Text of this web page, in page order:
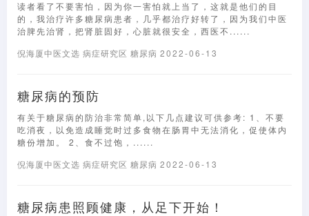
读者看了不要害怕，因为你一害怕就上当了，这就是他们的目
的，我治疗许多糖尿病患者，几乎都治疗好转了，因为我们中医
治脾先治肾，把肾脏固好，心脏就很安全，西医不......
倪海厦中医文选 病症研究区 糖尿病 2022-06-13
糖尿病的预防
有关于糖尿病的防治非常简单,以下几点建议可供参考: 1、不要
吃消夜，以免造成睡觉时过多食物在肠胃中无法消化，促使体内
糖份增加。 2、食不过饱，......
倪海厦中医文选 病症研究区 糖尿病 2022-06-13
糖尿病患照顾健康，从足下开始！